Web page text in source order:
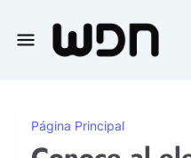
Página Principal